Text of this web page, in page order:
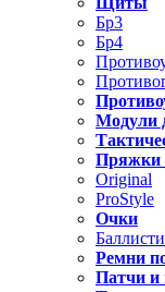
Бр3
Бр4
Модули
Пряжки
Original
ProStyle
Очки
Ремни
Патчи